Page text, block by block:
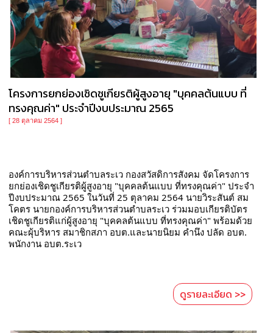
โครงการยกย่องเชิดชูเกียรติผู้สูงอายุ "บุคคลต้นแบบ ที่
ทรงคุณค่า" ประจำปีงบประมาณ 2565
[ 28 ตุลาคม 2564 ]
องค์การบริหารส่วนตำบลระเว กองสวัสดิการสังคม จัดโครงการ
ยกย่องเชิดชูเกียรติผู้สูงอายุ "บุคคลต้นแบบ ที่ทรงคุณค่า" ประจำ
ปีงบประมาณ 2565 ในวันที่ 25 ตุลาคม 2564 นายวิระสันต์ สม
โคตร นายกองค์การบริหารส่วนตำบลระเว ร่วมมอบเกียรติบัตร
เชิดชูเกียรติแก่ผู้สูงอายุ "บุคคลต้นแบบ ที่ทรงคุณค่า" พร้อมด้วย
คณะผุ้บริหาร สมาชิกสภา อบต.และนายนิยม คำนึง ปลัด อบต.
พนักงาน อบต.ระเว
ดูรายละเอียด >>